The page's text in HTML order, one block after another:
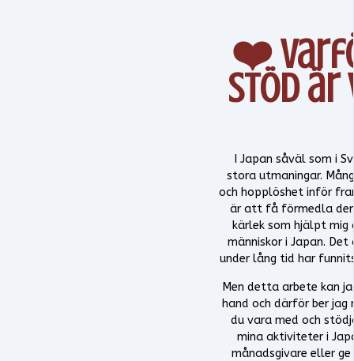
❤️
stöd
I Japan såväl som i
stora utmaningar.
och hopplöshet inför
är att få förmedla
kärlek som hjälpt
människor i Japan.
under lång tid har
Men detta arbete kan
hand och därför ber jag
du vara med och
mina aktiviteter i
månadsgivare eller ge